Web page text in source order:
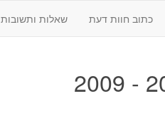
כתוב חוות דעת שאלות ותשובות